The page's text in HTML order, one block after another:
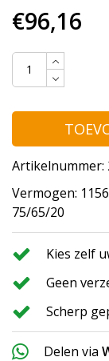
€96,16
Artikelnummer:
Vermogen:
75/65/20
Kies zelf
Geen
Scherp
Delen via